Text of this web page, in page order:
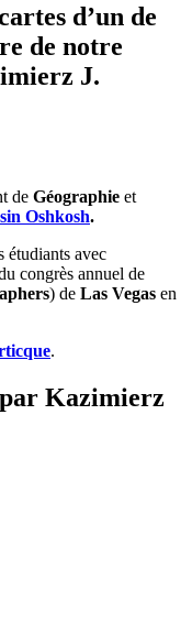
d’un de
de notre
J.
de Géographie et
Oshkosh.
étudiants avec
congrès annuel de
) de Las Vegas en
.
par Kazimierz